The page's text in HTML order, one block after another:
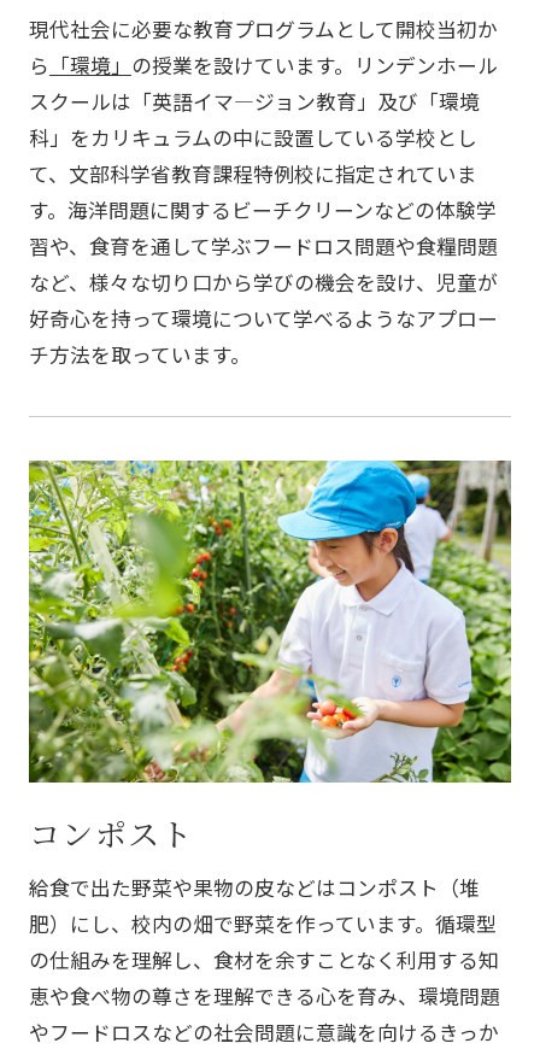
現代社会に必要な教育プログラムとして開校当初か
ら 「環境」 の授業を設けています。リンデンホール
スクールは「英語イマ―ジョン教育」及び「環境
科」をカリキュラムの中に設置している学校とし
て、文部科学省教育課程特例校に指定されていま
す。海洋問題に関するビーチクリーンなどの体験学
習や、食育を通して学ぶフードロス問題や食糧問題
など、様々な切り口から学びの機会を設け、児童が
好奇心を持って環境について学べるようなアプロー
チ方法を取っています。
コンポスト
給食で出た野菜や果物の皮などはコンポスト（堆
肥）にし、校内の畑で野菜を作っています。循環型
の仕組みを理解し、食材を余すことなく利用する知
恵や食べ物の尊さを理解できる心を育み、環境問題
やフードロスなどの社会問題に意識を向けるきっか